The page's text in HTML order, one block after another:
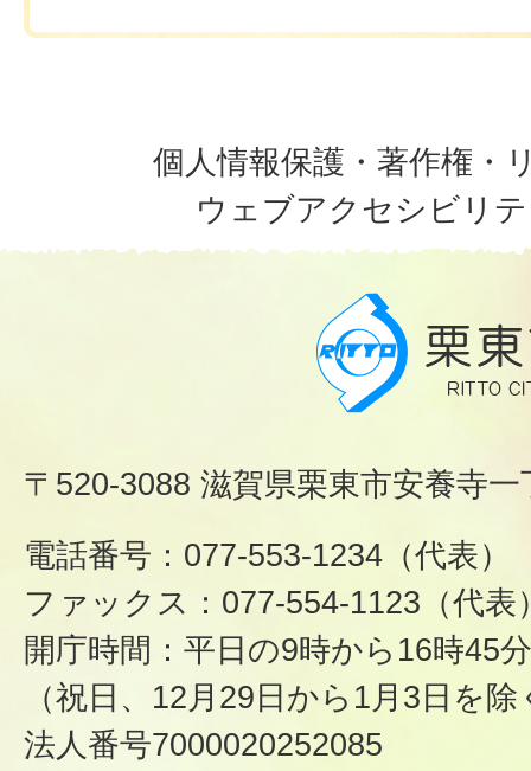
個人情報保護・著作権・
ウェブアクセシビリ
〒520-3088 滋賀県栗東市安養寺
電話番号：077-553-1234（代表）
ファックス：077-554-1123（代表
開庁時間：平日の9時から16時45分
（祝日、12月29日から1月3日を除
法人番号7000020252085